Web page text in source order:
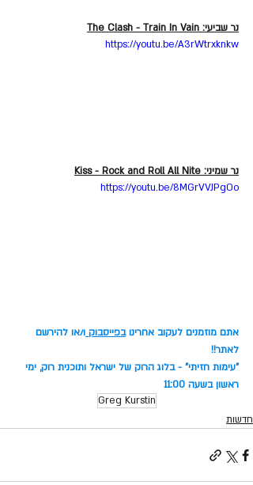
נר שביעי: The Clash - Train In Vain
https://youtu.be/A3rWtrxknkw
נר שמיני: Kiss - Rock and Roll All Nite
https://youtu.be/8MGrVVJPgOo
אתם מוזמנים לעקוב אחרינו בפייסבוק ו/או להירשם
לאתר!!
"עימות חזיתי" - בלוג הרוק של ישראל ותוכנית רוק, ימי
ראשון בשעה 11:00
Greg Kurstin
חדשות